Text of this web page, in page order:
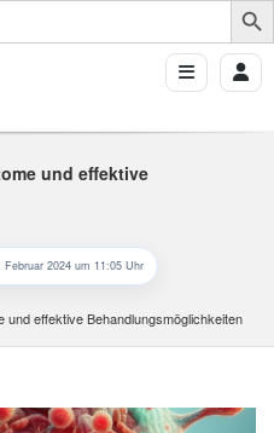
und effektive
2024 um 11:05 Uhr
und effektive Behandlungsmöglichkeiten